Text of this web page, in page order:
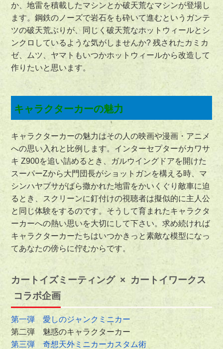
か、地雷を積載したマシンとか破天荒なマシンが登場し
ます。鋼鉄のノーズで岩石をも砕いて進むというガンテ
ツの破天荒ぶりが、同じく破天荒なホットウィールとシ
ンクロしているような気がしませんか? 残されたカミカ
ゼ、ムツ、ヤマトもいつかホットウィールから改造して
作りたいと思います。
キャラクターカーの魅力
キャラクターカーの魅力はその人の映画や漫画・アニメ
への思い入れと比例します。インターセプターがカワサ
キ Z900を追い詰めるとき、ガルウイングドアを開けた
スーパーZから大門団長がショットガンを構える時、マ
シンハヤブサがばら撒かれた地雷をかいくぐり敵車に迫
るとき、スクリーンに釘付けの視聴者は擬似的に主人公
と同じ体験をするのです。そうして育まれたキャラクタ
ーカーへの熱い思いを大切にして下さい。求め続ければ
キャラクターカーたちはいつかきっと素敵な模型になっ
てあなたの傍らに佇むからです。
カートイズミーティング × カートイワークス
コラボ企画
第一弾 愛しのジャンクミニカー
第二弾 魅惑のキャラクターカー
第三弾 奇想天外ミニカーカスタム術